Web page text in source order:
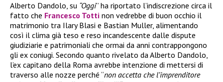
Alberto Dandolo, su “Oggi” ha riportato l’indiscrezione circa il
fatto che Francesco Totti non vedrebbe di buon occhio il
matrimonio tra Ilary Blasi e Bastian Muller, alimentando
così il clima già teso e reso incandescente dalle dispute
giudiziarie e patrimoniali che ormai da anni contrappongono
gli ex coniugi. Secondo quanto rivelato da Alberto Dandolo,
l’ex capitano della Roma avrebbe intenzione di mettersi di
traverso alle nozze perché “non accetta che l’imprenditore